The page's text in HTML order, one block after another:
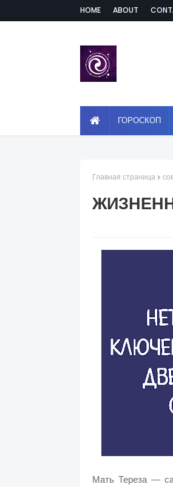
HOME ABOUT
ГОРОСКОП
Главная страница
Мать Тереза —